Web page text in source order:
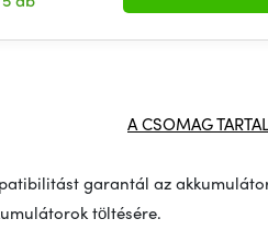
A CSOMAG
garantál az
töltésére.